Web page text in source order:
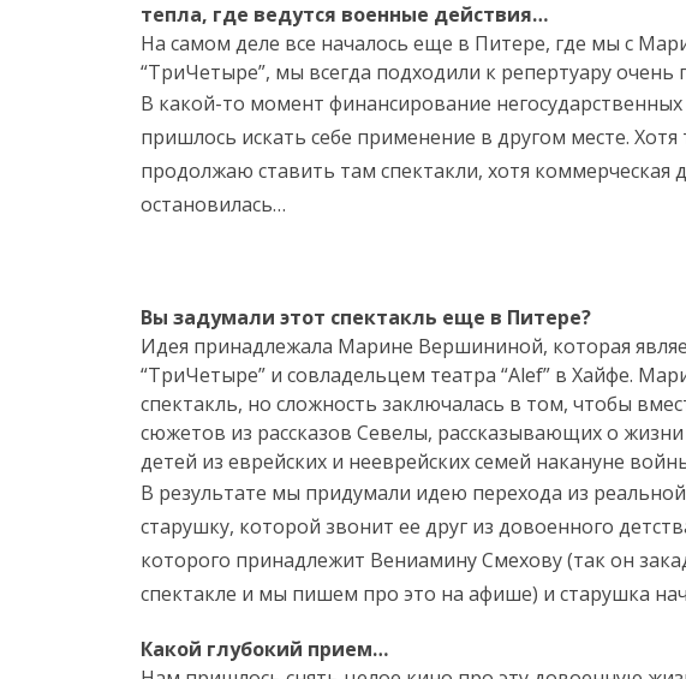
тепла, где ведутся военные действия…
На самом деле все началось еще в Питере, где мы с
“ТриЧетыре”, мы всегда подходили к репертуару очень
В какой-то момент финансирование
пришлось искать себе применение в другом месте. Хотя
продолжаю ставить там спектакли, хотя коммерческая
остановилась…
Вы задумали этот спектакль еще в Питере?
Идея принадлежала Марине Вершининой, которая
“ТриЧетыре” и совладельцем театра “Alef” в Хайфе.
спектакль, но сложность заключалась в том, чтобы
сюжетов из рассказов Севелы, рассказывающих о
детей из еврейских и нееврейских семей накануне
В результате мы придумали идею перехода из
старушку, которой звонит ее друг из довоенного
которого принадлежит Вениамину Смехову (так он
спектакле и мы пишем про это на афише) и старушка
Какой глубокий прием…